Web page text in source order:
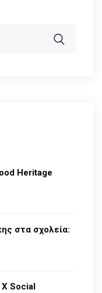
Heritage
στα σχολεία:
Χ Social